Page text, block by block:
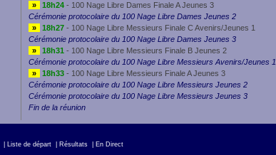
»
18h24 - 100 Nage Libre Dames Finale A Jeunes 3
Cérémonie protocolaire du 100 Nage Libre Dames Jeunes 2
»
18h27 - 100 Nage Libre Messieurs Finale C Avenirs/Jeunes 1
Cérémonie protocolaire du 100 Nage Libre Dames Jeunes 3
»
18h31 - 100 Nage Libre Messieurs Finale B Jeunes 2
Cérémonie protocolaire du 100 Nage Libre Messieurs Avenirs/Jeunes 1
»
18h33 - 100 Nage Libre Messieurs Finale A Jeunes 3
Cérémonie protocolaire du 100 Nage Libre Messieurs Jeunes 2
Cérémonie protocolaire du 100 Nage Libre Messieurs Jeunes 3
Fin de la réunion
Liste de départ Résultats En Direct